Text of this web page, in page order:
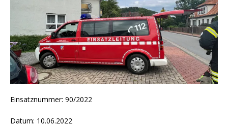
Einsatznummer: 90/2022
Datum: 10.06.2022